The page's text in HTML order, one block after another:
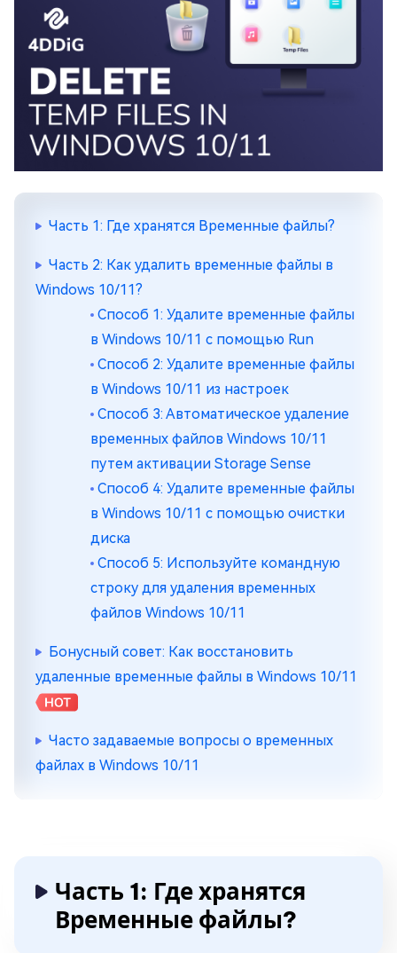
Часть 1: Где хранятся Временные файлы?
Часть 2: Как удалить временные файлы в
Windows 10/11?
Способ 1: Удалите временные файлы
в Windows 10/11 с помощью Run
Способ 2: Удалите временные файлы
в Windows 10/11 из настроек
Способ 3: Автоматическое удаление
временных файлов Windows 10/11
путем активации Storage Sense
Способ 4: Удалите временные файлы
в Windows 10/11 с помощью очистки
диска
Способ 5: Используйте командную
строку для удаления временных
файлов Windows 10/11
Бонусный совет: Как восстановить
удаленные временные файлы в Windows 10/11
Часто задаваемые вопросы о временных
файлах в Windows 10/11
Часть 1: Где хранятся
Временные файлы?